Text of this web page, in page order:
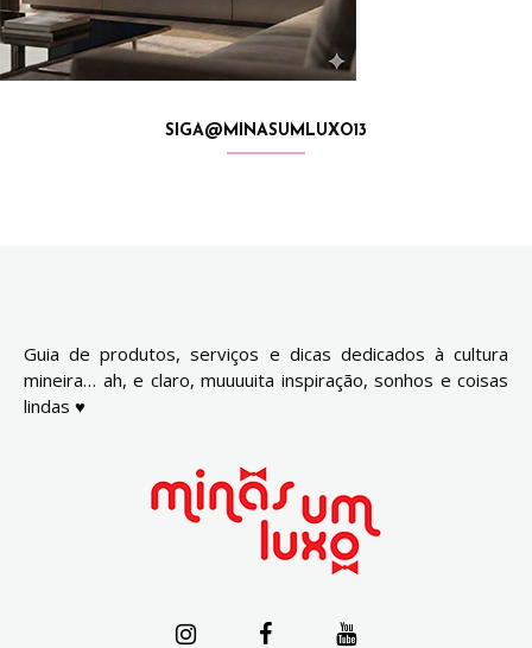
SIGA@MINASUMLUXO13
Guia de produtos, serviços e dicas dedicados à cultura
mineira… ah, e claro, muuuuita inspiração, sonhos e coisas
lindas ♥